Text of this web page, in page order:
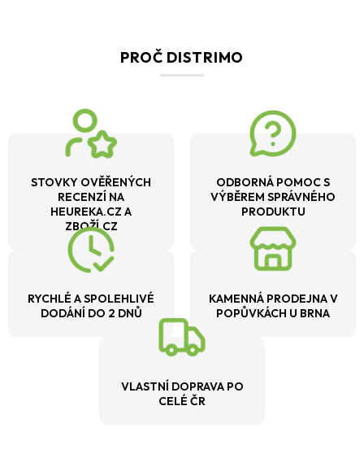
PROČ DISTRIMO
STOVKY OVĚŘENÝCH
RECENZÍ NA
HEUREKA.CZ A
ZBOŽÍ.CZ
ODBORNÁ POMOC S
VÝBĚREM SPRÁVNÉHO
PRODUKTU
RYCHLÉ A SPOLEHLIVÉ
DODÁNÍ DO 2 DNŮ
KAMENNÁ PRODEJNA V
POPŮVKÁCH U BRNA
VLASTNÍ DOPRAVA PO
CELÉ ČR